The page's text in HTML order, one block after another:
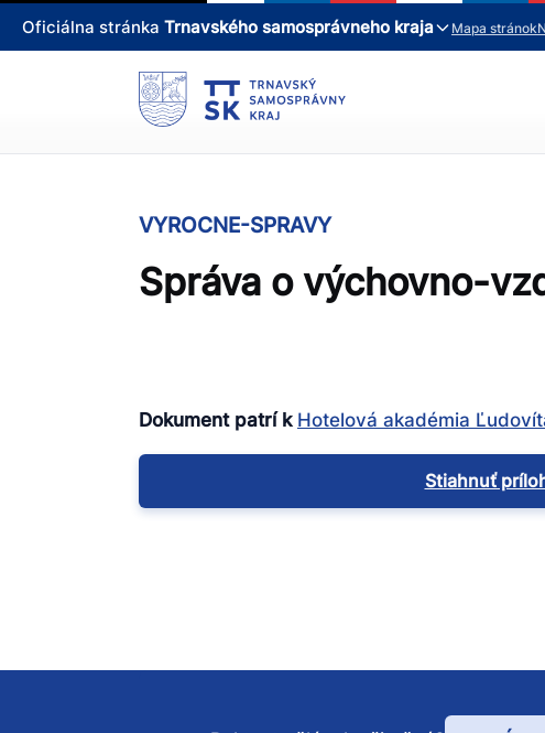
Oficiálna stránka Trnavského samosprávneho kraja Mapa stránok
VYROCNE-SPRAVY
Správa o výchovno-
Dokument patrí k Hotelová akadémia
Stiahnuť